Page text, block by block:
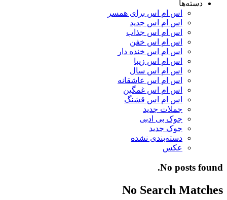
دسته‌ها
اس ام اس برای همسر
اس ام اس جدید
اس ام اس جذاب
اس ام اس خفن
اس ام اس خنده دار
اس ام اس زیبا
اس ام اس سال
اس ام اس عاشقانه
اس ام اس غمگین
اس ام اس قشنگ
جملات جدید
جوک بی ادبی
جوک جدید
دسته‌بندی نشده
عکس
No posts found.
No Search Matches